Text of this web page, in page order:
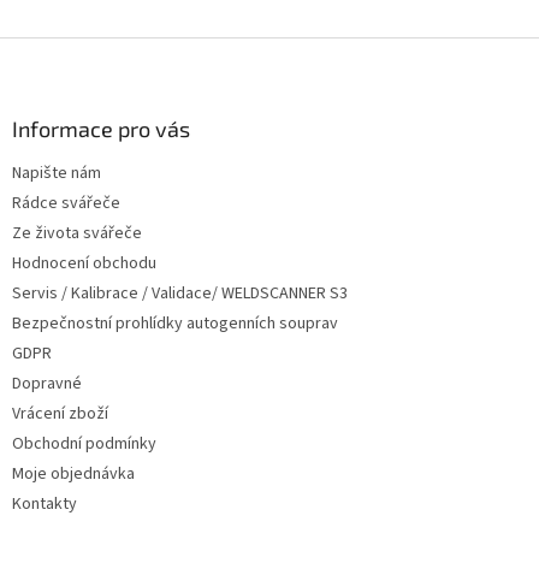
Informace pro vás
Napište nám
Rádce svářeče
Ze života svářeče
Hodnocení obchodu
Servis / Kalibrace / Validace/ WELDSCANNER S3
Bezpečnostní prohlídky autogenních souprav
GDPR
Dopravné
Vrácení zboží
Obchodní podmínky
Moje objednávka
Kontakty